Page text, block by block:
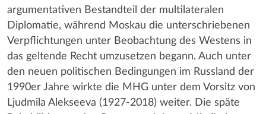
argumentativen Bestandteil der multilateralen
Diplomatie, während Moskau die unterschriebenen
Verpflichtungen unter Beobachtung des Westens in
das geltende Recht umzusetzen begann. Auch unter
den neuen politischen Bedingungen im Russland der
1990er Jahre wirkte die MHG unter dem Vorsitz von
Ljudmila Alekseeva (1927-2018) weiter. Die späte